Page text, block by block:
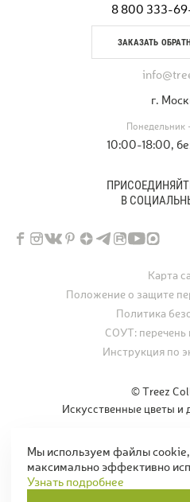
8 800 333-
ЗАКАЗАТЬ
г.
Понедельник
10:00-18:00,
В
© Treez
Искусственные цветы
Карта
Положение о защите
Политика
СОУТ: перечень
Инструкция по
Дизайн и
Мы используем файлы
максимально эффективно
Узнать подробнее